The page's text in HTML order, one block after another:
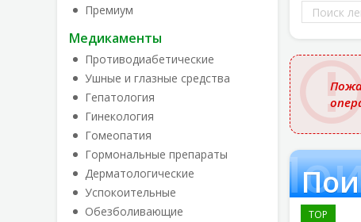
Премиум
Медикаменты
Противодиабетические
Ушные и глазные средства
Гепатология
Гинекология
Гомеопатия
Гормональные препараты
Дерматологические
Успокоительные
Обезболивающие
Поиск
лекарств
по
названию
TOP